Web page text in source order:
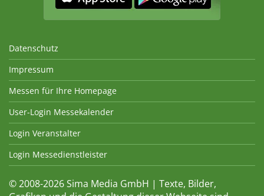
Datenschutz
Impressum
Messen für Ihre Homepage
User-Login Messekalender
Login Veranstalter
Login Messedienstleister
© 2008-2026 Sima Media GmbH | Texte, Bilder,